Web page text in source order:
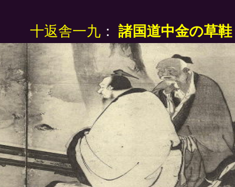
十返舎一九： 諸国道中金の草鞋